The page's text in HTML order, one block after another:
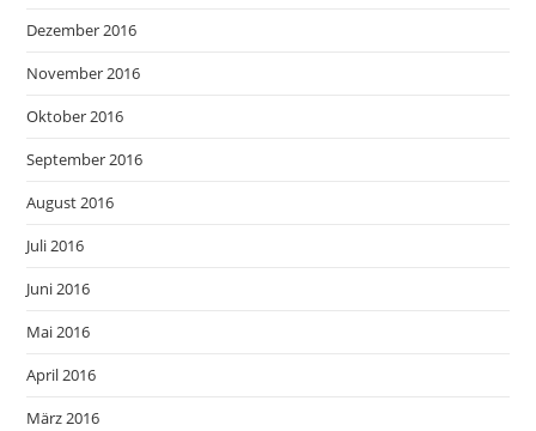
Dezember 2016
November 2016
Oktober 2016
September 2016
August 2016
Juli 2016
Juni 2016
Mai 2016
April 2016
März 2016